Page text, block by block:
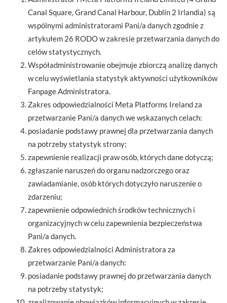
Canal Square, Grand Canal Harbour, Dublin 2 Irlandia) są
wspólnymi administratorami Pani/a danych zgodnie z
artykułem 26 RODO w zakresie przetwarzania danych do
celów statystycznych.
Współadministrowanie obejmuje zbiorczą analizę danych
w celu wyświetlania statystyk aktywności użytkowników
Fanpage Administratora.
Zakres odpowiedzialności Meta Platforms Ireland za
przetwarzanie Pani/a danych we wskazanych celach:
posiadanie podstawy prawnej dla przetwarzania danych
na potrzeby statystyk strony;
zapewnienie realizacji praw osób, których dane dotyczą;
zgłaszanie naruszeń do organu nadzorczego oraz
zawiadamianie, osób których dotyczyło naruszenie o
zdarzeniu;
zapewnienie odpowiednich środków technicznych i
organizacyjnych w celu zapewnienia bezpieczeństwa
Pani/a danych.
Zakres odpowiedzialności Administratora za
przetwarzanie Pani/a danych:
posiadanie podstawy prawnej do przetwarzania danych
na potrzeby statystyk;